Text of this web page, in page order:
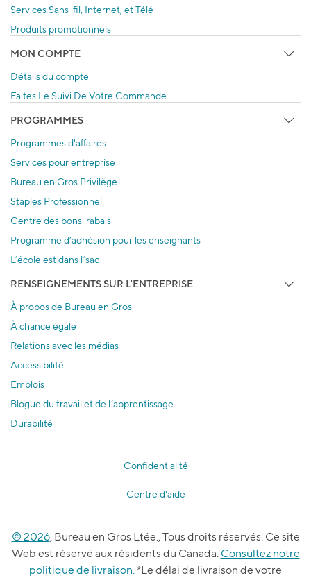
Services Sans-fil, Internet, et Télé
Produits promotionnels
MON COMPTE
Détails du compte
Faites Le Suivi De Votre Commande
PROGRAMMES
Programmes d'affaires
Services pour entreprise
Bureau en Gros Privilège
Staples Professionnel
Centre des bons-rabais
Programme d’adhésion pour les enseignants
L’école est dans l’sac
RENSEIGNEMENTS SUR L'ENTREPRISE
À propos de Bureau en Gros
À chance égale
Relations avec les médias
Accessibilité
Emplois
Blogue du travail et de l’apprentissage
Durabilité
Confidentialité
Centre d'aide
© 2026, Bureau en Gros Ltée., Tous droits réservés. Ce site
Web est réservé aux résidents du Canada. Consultez notre
politique de livraison.*Le délai de livraison de votre